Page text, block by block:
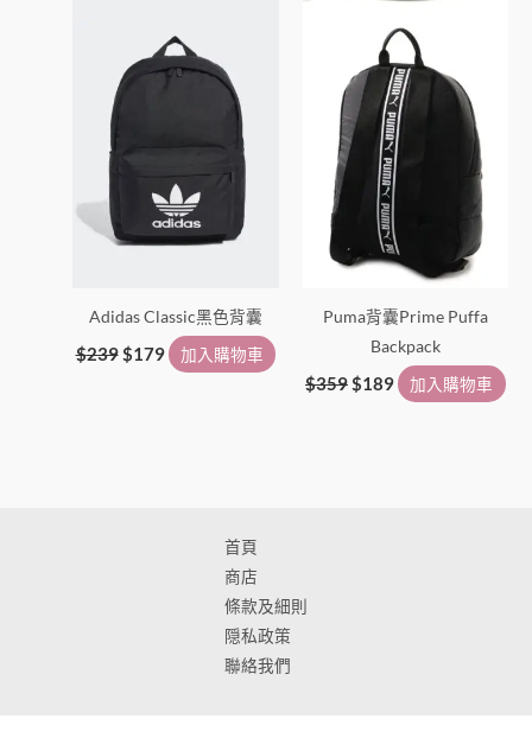
Adidas Classic黑色背囊
$239 $179 加入購物車
Puma背囊Prime Puffa
Backpack
$359$189 加入購物車
首頁
商店
條款及細則
隠私政策
聯絡我們